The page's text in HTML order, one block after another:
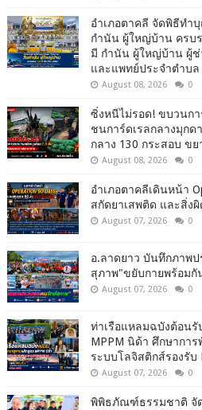
อำเภอตาคลี จัดพิธีทำ
กำนัน ผู้ใหญ่บ้าน ครบ
มี กำนัน ผู้ใหญ่บ้าน ผู้
และแพทย์ประจำตำบล
August 08, 2026 0
ซิ่งหนีไม่รอด! ขบวนก
ชนการ์ดเรลกลางมุก
กลาง 130 กระสอบ ขย
August 08, 2026 0
อำเภอตาคลีเดินหน้า
สกัดยาเสพติด และสิ่ง
August 07, 2026 0
อ.ลาดยาว บันทึกภาพ
สุภาพ"ขยับกายพร้อมกั
August 07, 2026 0
ท่าเรือแหลมฉบังต้อน
MPPM นิด้า ศึกษากา
ระบบโลจิสติกส์รองรับ
August 07, 2026 0
พิพิธภัณฑ์ธรรมชาติ จั